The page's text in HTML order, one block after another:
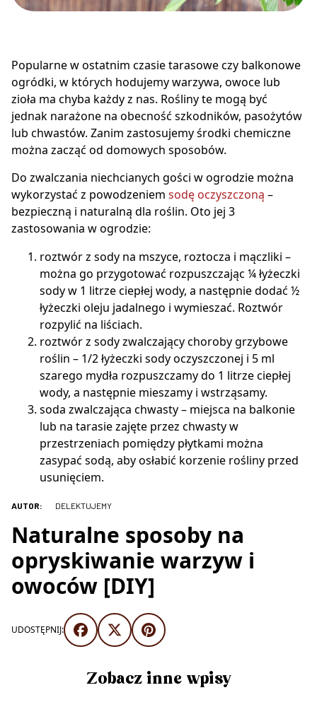
Popularne w ostatnim czasie tarasowe czy balkonowe
ogródki, w których hodujemy warzywa, owoce lub
zioła ma chyba każdy z nas. Rośliny te mogą być
jednak narażone na obecność szkodników, pasożytów
lub chwastów. Zanim zastosujemy środki chemiczne
można zacząć od domowych sposobów.
Do zwalczania niechcianych gości w ogrodzie można
wykorzystać z powodzeniem sodę oczyszczoną –
bezpieczną i naturalną dla roślin. Oto jej 3
zastosowania w ogrodzie:
roztwór z sody na mszyce, roztocza i mączliki –
można go przygotować rozpuszczając ¼ łyżeczki
sody w 1 litrze ciepłej wody, a następnie dodać ½
łyżeczki oleju jadalnego i wymieszać. Roztwór
rozpylić na liściach.
roztwór z sody zwalczający choroby grzybowe
roślin – 1/2 łyżeczki sody oczyszczonej i 5 ml
szarego mydła rozpuszczamy do 1 litrze ciepłej
wody, a następnie mieszamy i wstrząsamy.
soda zwalczająca chwasty – miejsca na balkonie
lub na tarasie zajęte przez chwasty w
przestrzeniach pomiędzy płytkami można
zasypać sodą, aby osłabić korzenie rośliny przed
usunięciem.
AUTOR: DELEKTUJEMY
Naturalne sposoby na
opryskiwanie warzyw i
owoców [DIY]
UDOSTĘPNIJ:
Zobacz inne wpisy